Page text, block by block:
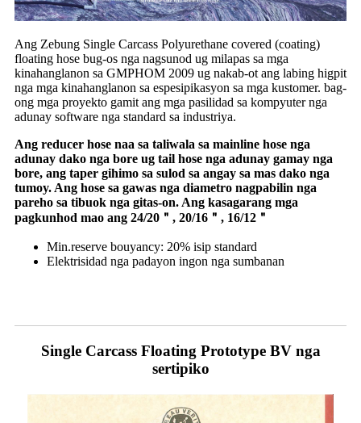
Ang Zebung Single Carcass Polyurethane covered (coating)
floating hose bug-os nga nagsunod ug milapas sa mga
kinahanglanon sa GMPHOM 2009 ug nakab-ot ang labing higpit
nga mga kinahanglanon sa espesipikasyon sa mga kustomer. bag-
ong mga proyekto gamit ang mga pasilidad sa kompyuter nga
adunay software nga standard sa industriya.
Ang reducer hose naa sa taliwala sa mainline hose nga
adunay dako nga bore ug tail hose nga adunay gamay nga
bore, ang taper gihimo sa sulod sa angay sa mas dako nga
tumoy. Ang hose sa gawas nga diametro nagpabilin nga
pareho sa tibuok nga gitas-on. Ang kasagarang mga
pagkunhod mao ang 24/20＂, 20/16＂, 16/12＂
Min.reserve bouyancy: 20% isip standard
Elektrisidad nga padayon ingon nga sumbanan
Single Carcass Floating Prototype BV nga
sertipiko